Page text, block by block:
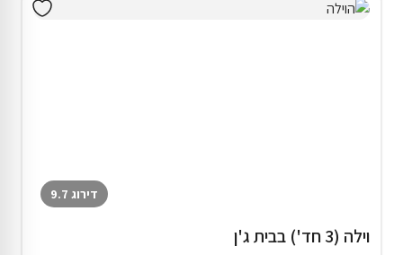
דירוג 9.7
וילה (3 חד') בבית ג'ן